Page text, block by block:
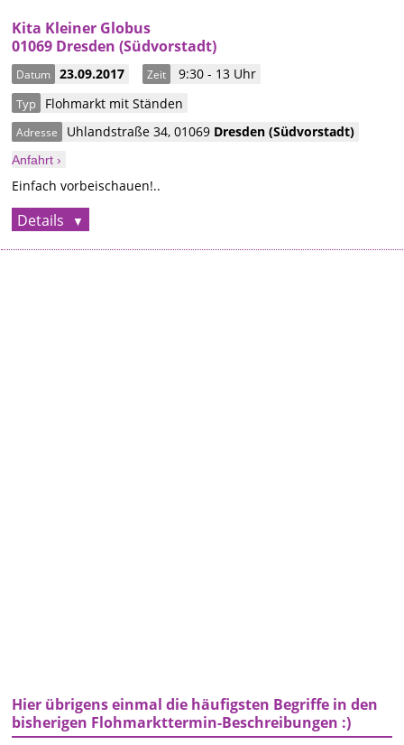
Kita Kleiner Globus
01069 Dresden (Südvorstadt)
Datum 23.09.2017 Zeit 9:30 - 13 Uhr
Typ Flohmarkt mit Ständen
Adresse Uhlandstraße 34,01069 Dresden(Südvorstadt)
Anfahrt ›
Einfach vorbeischauen!..
Details
Hier übrigens einmal die häufigsten Begriffe in den
bisherigen Flohmarkttermin-Beschreibungen :)